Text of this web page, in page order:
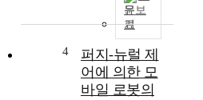
문보
기
4
퍼지-뉴럴 제
어에 의한 모
바일 로봇의